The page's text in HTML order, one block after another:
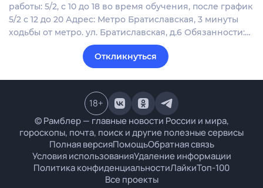
работы: 5/2, с 10 до 18 во время обучения, после график
5/2 с 12 до 20 Адрес: Метро Братиславская, 3 минуты
ходьбы от метро. ул. Братиславская, д.6 Обязанности:…
Откликнуться
© Рамблер — главные новости России и мира,
гороскопы, почта, поиск и другие полезные сервисы
Полная версияПомощьОбратная связь
Условия использованияУдаление информации
Политика конфиденциальностиЛайкиТоп-100
Все проекты
18+